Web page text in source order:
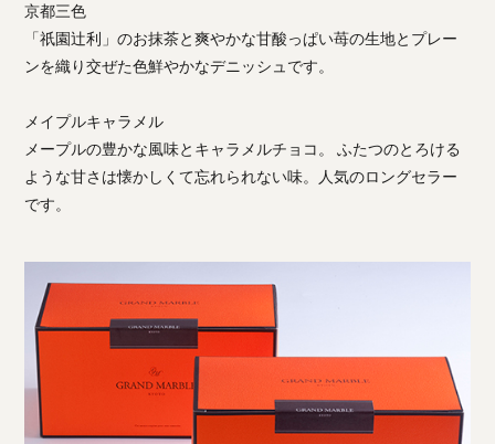
京都三色
「祇園辻利」のお抹茶と爽やかな甘酸っぱい苺の生地とプレー
ンを織り交ぜた色鮮やかなデニッシュです。
メイプルキャラメル
メープルの豊かな風味とキャラメルチョコ。 ふたつのとろける
ような甘さは懐かしくて忘れられない味。人気のロングセラー
です。